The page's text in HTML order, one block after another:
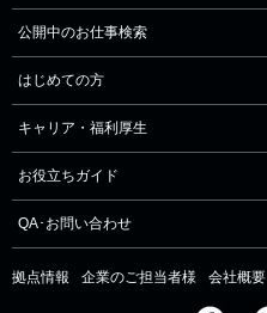
公開中のお仕事検索
はじめての方
キャリア・福利厚生
お役立ちガイド
QA･お問い合わせ
拠点情報 企業のご担当者様 会社概要